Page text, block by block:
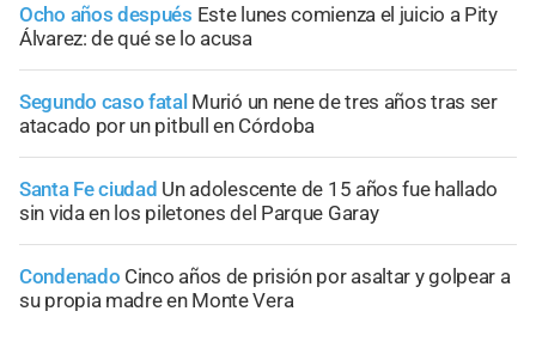
Ocho años después Este lunes comienza el juicio a Pity
Álvarez: de qué se lo acusa
Segundo caso fatal Murió un nene de tres años tras ser
atacado por un pitbull en Córdoba
Santa Fe ciudad Un adolescente de 15 años fue hallado
sin vida en los piletones del Parque Garay
Condenado Cinco años de prisión por asaltar y golpear a
su propia madre en Monte Vera